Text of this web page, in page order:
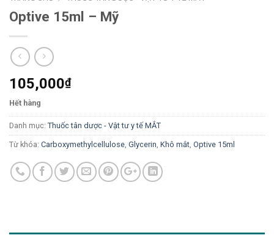
Optive 15ml – Mỹ
105,000₫
Hết hàng
Danh mục: Thuốc tân dược - Vật tư y tế MẮT
Từ khóa: Carboxymethylcellulose Glycerin Khô mắt Optive 15ml